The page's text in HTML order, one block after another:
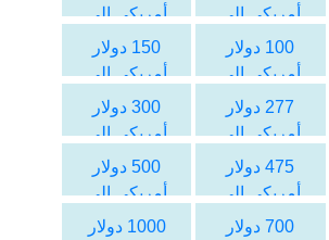
أمريكي الى
الليرة التركية
أمريكي الى
الليرة التركية
100 دولار
أمريكي الى
الليرة التركية
150 دولار
أمريكي الى
الليرة التركية
277 دولار
أمريكي الى
الليرة التركية
300 دولار
أمريكي الى
الليرة التركية
475 دولار
أمريكي الى
الليرة التركية
500 دولار
أمريكي الى
الليرة التركية
700 دولار
1000 دولار